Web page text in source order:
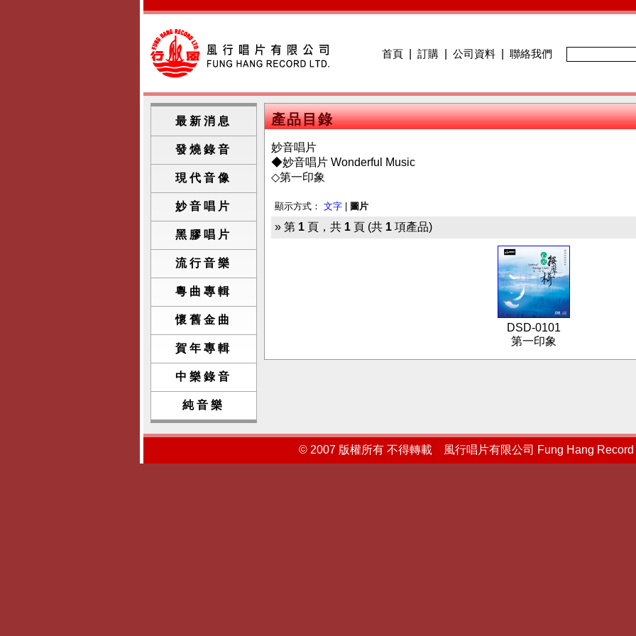
首頁 訂購 公司資料 聯絡我們
最新消息
發燒錄音
現代音像
妙音唱片
黑膠唱片
流行音樂
粵曲專輯
懷舊金曲
賀年專輯
中樂錄音
純音樂
產品目錄
妙音唱片
◆妙音唱片 Wonderful Music
◇第一印象
顯示方式： 文字 圖片
» 第 1 頁，共 1 頁 (共 1 項產品)
DSD-0101
第一印象
© 2007 版權所有 不得轉載 風行唱片有限公司 Fung Hang Record